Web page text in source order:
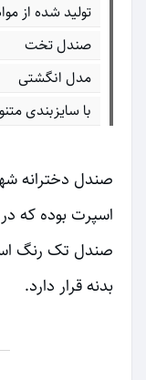
تولید شده از
صندل تخت
مدل انگشتی
با سایزبندی
اسپرت بوده که
صندل تک رنگ
بدنه قرار دارد.